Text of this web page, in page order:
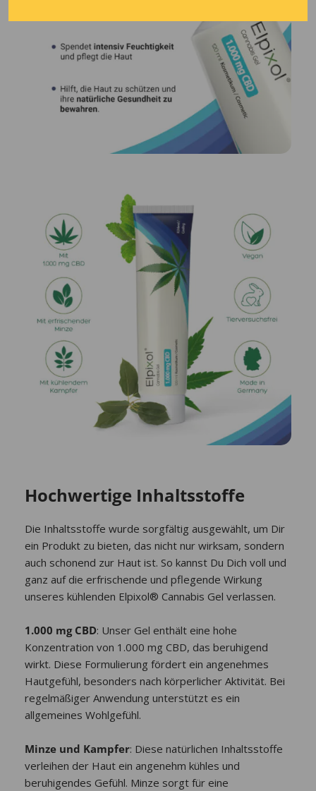
Hochwertige Inhaltsstoffe
Die Inhaltsstoffe wurde sorgfältig ausgewählt, um Dir
ein Produkt zu bieten, das nicht nur wirksam, sondern
auch schonend zur Haut ist. So kannst Du Dich voll und
ganz auf die erfrischende und pflegende Wirkung
unseres kühlenden Elpixol® Cannabis Gel verlassen.
1.000 mg CBD: Unser Gel enthält eine hohe
Konzentration von 1.000 mg CBD, das beruhigend
wirkt. Diese Formulierung fördert ein angenehmes
Hautgefühl, besonders nach körperlicher Aktivität. Bei
regelmäßiger Anwendung unterstützt es ein
allgemeines Wohlgefühl.
Minze und Kampfer: Diese natürlichen Inhaltsstoffe
verleihen der Haut ein angenehm kühles und
beruhigendes Gefühl. Minze sorgt für eine